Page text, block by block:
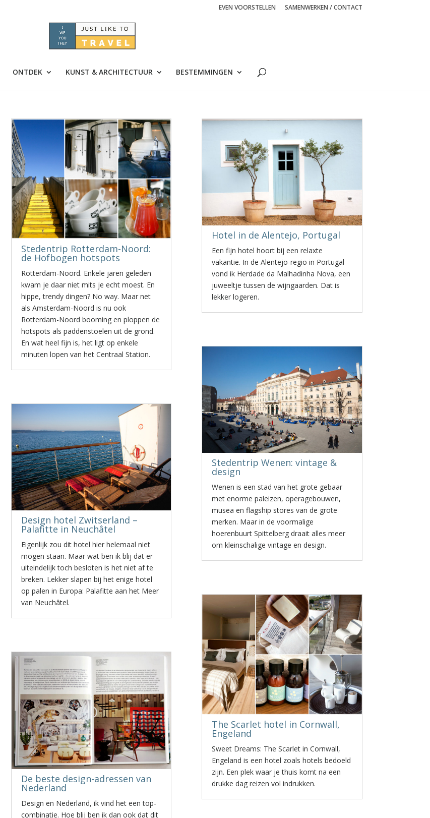
EVEN VOORSTELLEN SAMENWERKEN / CONTACT
ONTDEK KUNST & ARCHITECTUUR BESTEMMINGEN
Stedentrip Rotterdam-Noord:
de Hofbogen hotspots
Rotterdam-Noord. Enkele jaren geleden
kwam je daar niet mits je echt moest. En
hippe, trendy dingen? No way. Maar net
als Amsterdam-Noord is nu ook
Rotterdam-Noord booming en ploppen de
hotspots als paddenstoelen uit de grond.
En wat heel fijn is, het ligt op enkele
minuten lopen van het Centraal Station.
Design hotel Zwitserland –
Palafitte in Neuchâtel
Eigenlijk zou dit hotel hier helemaal niet
mogen staan. Maar wat ben ik blij dat er
uiteindelijk toch besloten is het niet af te
breken. Lekker slapen bij het enige hotel
op palen in Europa: Palafitte aan het Meer
van Neuchâtel.
De beste design-adressen van
Nederland
Design en Nederland, ik vind het een top-
combinatie. Hoe blij ben ik dan ook dat dit
Hotel in de Alentejo, Portugal
Een fijn hotel hoort bij een relaxte
vakantie. In de Alentejo-regio in Portugal
vond ik Herdade da Malhadinha Nova, een
juweeltje tussen de wijngaarden. Dat is
lekker logeren.
Stedentrip Wenen: vintage &
design
Wenen is een stad van het grote gebaar
met enorme paleizen, operagebouwen,
musea en flagship stores van de grote
merken. Maar in de voormalige
hoerenbuurt Spittelberg draait alles meer
om kleinschalige vintage en design.
The Scarlet hotel in Cornwall,
Engeland
Sweet Dreams: The Scarlet in Cornwall,
Engeland is een hotel zoals hotels bedoeld
zijn. Een plek waar je thuis komt na een
drukke dag reizen vol indrukken.